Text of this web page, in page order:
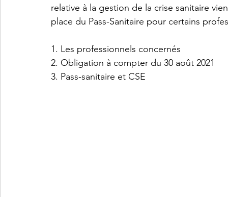
relative à la gestion de la crise sanitaire
place du Pass-Sanitaire pour certains
1. Les professionnels concernés
2. Obligation à compter du 30 août 2021
3. Pass-sanitaire et CSE